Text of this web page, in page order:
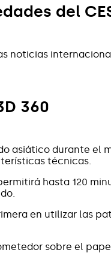
del
noticias
360
asiático durante el
técnicas.
hasta 120
en utilizar las
sobre el